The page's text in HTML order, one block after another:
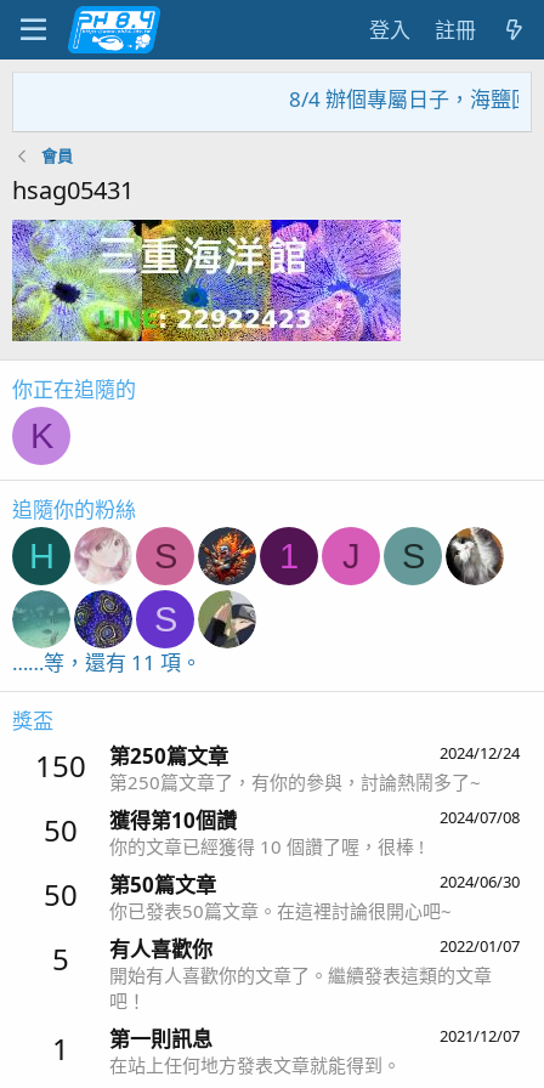
登入 註冊
8/4 辦個專屬日子，海鹽回
會員
hsag05431
你正在追隨的
K
追隨你的粉絲
H S 1 J
S
S
……等，還有 11 項。
獎盃
150 2024/12/24
第250篇文章
第250篇文章了，有你的參與，討論熱鬧多了~
50 2024/07/08
獲得第10個讚
你的文章已經獲得 10 個讚了喔，很棒 !
50 2024/06/30
第50篇文章
你已發表50篇文章。在這裡討論很開心吧~
5 2022/01/07
有人喜歡你
開始有人喜歡你的文章了。繼續發表這類的文章
吧！
1 2021/12/07
第一則訊息
在站上任何地方發表文章就能得到。